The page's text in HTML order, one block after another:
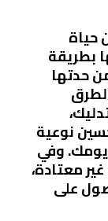
حياة
بطريقة
حدتها
نوعية
يومك. وفي
معتادة،
على